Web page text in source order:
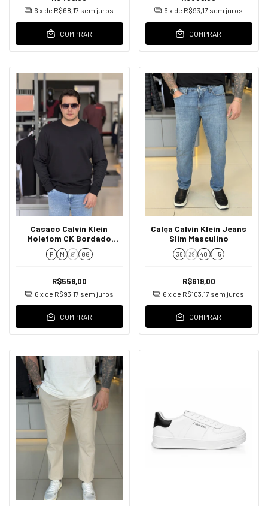
6 x de R$68,17 sem juros
COMPRAR
6 x de R$93,17 sem juros
COMPRAR
Casaco Calvin Klein
Moletom CK Bordado
Masculino
P M G GG
R$559,00
6 x de R$93,17 sem juros
COMPRAR
Calça Calvin Klein Jeans
Slim Masculino
36 38 40 + 5
R$619,00
6 x de R$103,17 sem juros
COMPRAR